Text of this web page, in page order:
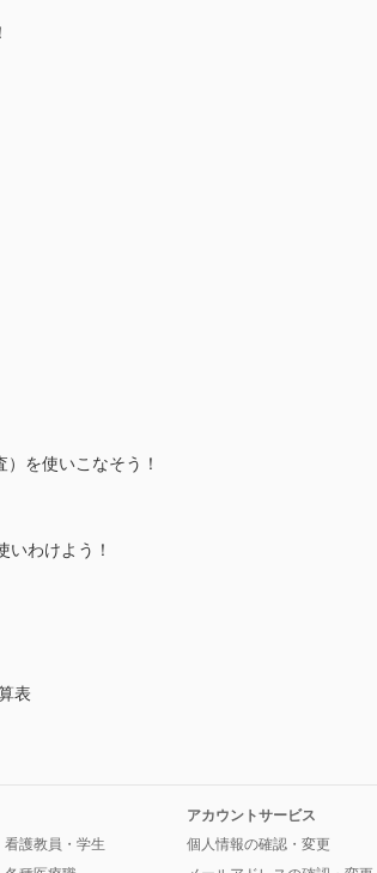
を使いこなそう！
わけよう！
表
看護教員・学生
アカウントサービス
個人情報の確認・変更